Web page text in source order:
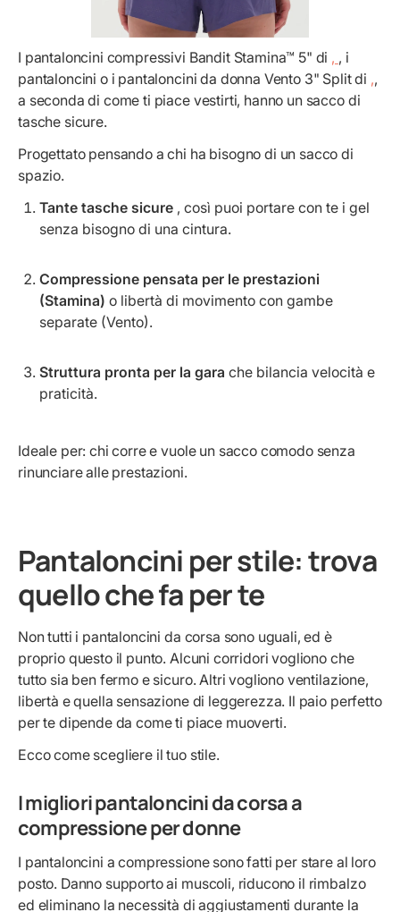
I pantaloncini compressivi Bandit Stamina™ 5" di , , i
pantaloncini o i pantaloncini da donna Vento 3" Split di ,,
a seconda di come ti piace vestirti, hanno un sacco di
tasche sicure.
Progettato pensando a chi ha bisogno di un sacco di
spazio.
Tante tasche sicure , così puoi portare con te i gel
senza bisogno di una cintura.
Compressione pensata per le prestazioni
(Stamina) o libertà di movimento con gambe
separate (Vento).
Struttura pronta per la gara che bilancia velocità e
praticità.
Ideale per: chi corre e vuole un sacco comodo senza
rinunciare alle prestazioni.
Pantaloncini per stile: trova
quello che fa per te
Non tutti i pantaloncini da corsa sono uguali, ed è
proprio questo il punto. Alcuni corridori vogliono che
tutto sia ben fermo e sicuro. Altri vogliono ventilazione,
libertà e quella sensazione di leggerezza. Il paio perfetto
per te dipende da come ti piace muoverti.
Ecco come scegliere il tuo stile.
I migliori pantaloncini da corsa a
compressione per donne
I pantaloncini a compressione sono fatti per stare al loro
posto. Danno supporto ai muscoli, riducono il rimbalzo
ed eliminano la necessità di aggiustamenti durante la